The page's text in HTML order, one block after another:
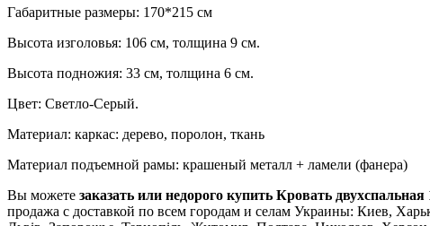
Габаритные размеры: 170*215 см
Высота изголовья: 106 см, толщина 9 см.
Высота подножия: 33 см, толщина 6 см.
Цвет: Светло-Серый.
Материал: каркас: дерево, поролон, ткань
Материал подъемной рамы: крашеный металл + ламели (фанера)
Вы можете заказать или недорого купить Кровать
продажа с доставкой по всем городам и селам Украины: Киев,